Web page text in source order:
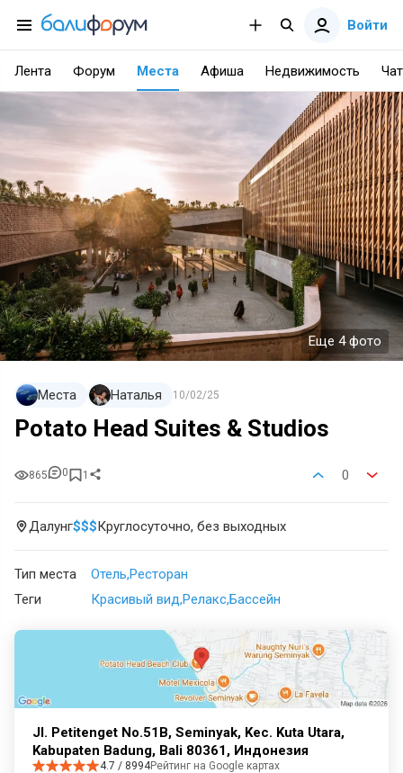
Войти
Лента Форум Места Афиша Недвижимость Чат
Еще 4 фото
Места Наталья 10/02/25
Potato Head Suites & Studios
865 0 1 0
Далунг$$$Круглосуточно, без выходных
Тип места Отель Ресторан
Теги
Красивый вид РелаксБассейн
Jl. Petitenget No.51B, Seminyak, Kec. Kuta Utara,
Kabupaten Badung, Bali 80361, Индонезия
4.7 / 8994Рейтинг на Google картах